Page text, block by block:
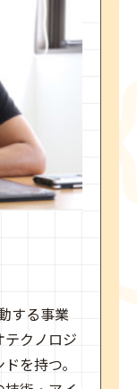
する事業
クノロジ
を持つ。